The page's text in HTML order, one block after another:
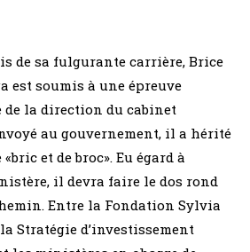
de sa fulgurante carrière, Brice
est soumis à une épreuve
de la direction du cabinet
au gouvernement, il a hérité
et de broc». Eu égard à
il devra faire le dos rond
Entre la Fondation Sylvia
Stratégie d’investissement